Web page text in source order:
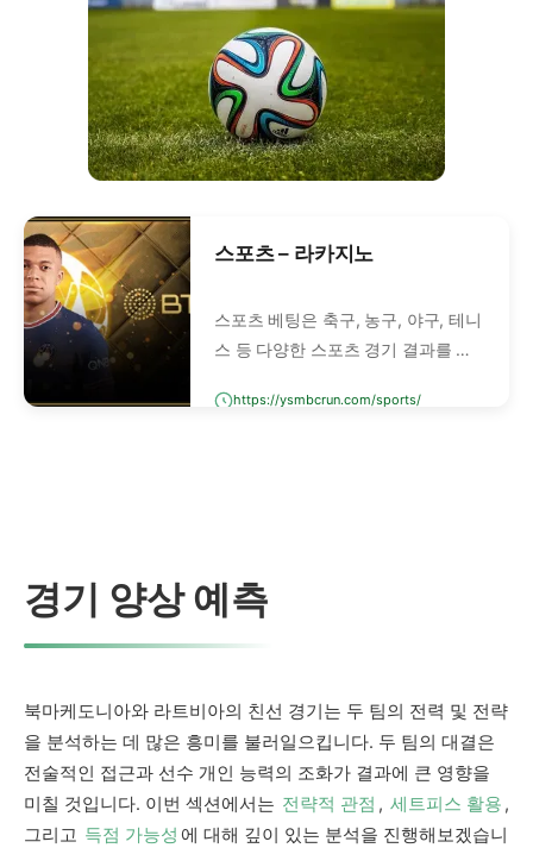
스포츠 – 라카지노
스포츠 베팅은 축구, 농구, 야구, 테니
스 등 다양한 스포츠 경기 결과를 예
승패를 맞추는 것뿐만 아니라, 스코
https://ysmbcrun.com/sports/
경기 양상 예측
북마케도니아와 라트비아의 친선 경기는 두 팀의 전력 및 전략
을 분석하는 데 많은 흥미를 불러일으킵니다. 두 팀의 대결은
전술적인 접근과 선수 개인 능력의 조화가 결과에 큰 영향을
미칠 것입니다. 이번 섹션에서는 전략적 관점 , 세트피스 활용 ,
그리고 득점 가능성 에 대해 깊이 있는 분석을 진행해보겠습니